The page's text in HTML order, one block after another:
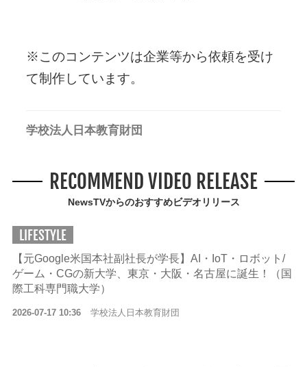
※このコンテンツは企業等から依頼を受け
て制作しています。
学校法人日本教育財団
RECOMMEND VIDEO RELEASE
NewsTVからのおすすめビデオリリース
LIFESTYLE
【元Google米国本社副社長が学長】AI・IoT・ロボット/
ゲーム・CGの新大学、東京・大阪・名古屋に誕生！（国
際工科専門職大学）
2026-07-17 10:36 学校法人日本教育財団